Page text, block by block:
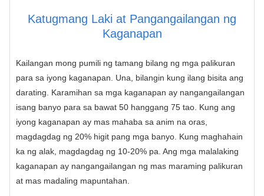
Katugmang Laki at Pangangailangan ng
Kaganapan
Kailangan mong pumili ng tamang bilang ng mga palikuran
para sa iyong kaganapan. Una, bilangin kung ilang bisita ang
darating. Karamihan sa mga kaganapan ay nangangailangan
isang banyo para sa bawat 50 hanggang 75 tao . Kung ang
iyong kaganapan ay mas mahaba sa anim na oras,
magdagdag ng 20% ​​higit pang mga banyo. Kung maghahain
ka ng alak, magdagdag ng 10-20% pa. Ang mga malalaking
kaganapan ay nangangailangan ng mas maraming palikuran
at mas madaling mapuntahan.